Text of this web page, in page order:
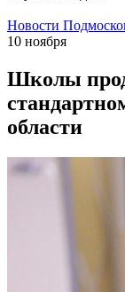
Новости
10 ноября
Школы
области